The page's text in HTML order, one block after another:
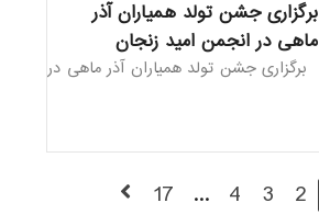
برگزاری جشن تولد همیاران آذر
ماهی در انجمن امید زنجان
برگزاری جشن تولد همیاران آذر ماهی در
2
3
4
...
17